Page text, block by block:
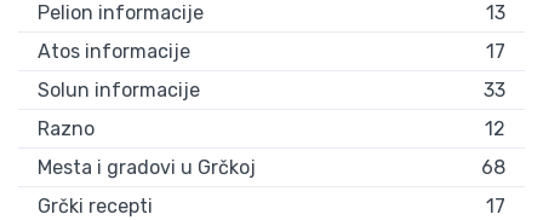
Pelion informacije
13
Atos informacije
17
Solun informacije
33
Razno
12
Mesta i gradovi u Grčkoj
68
Grčki recepti
17